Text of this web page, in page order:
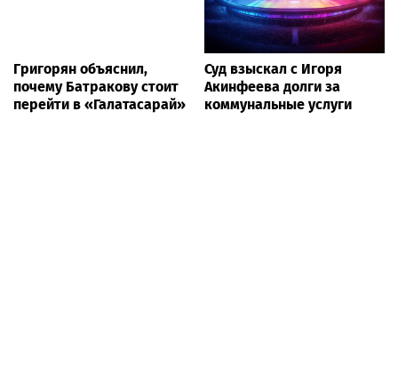
Григорян объяснил,
почему Батракову стоит
перейти в «Галатасарай»
Суд взыскал с Игоря
Акинфеева долги за
коммунальные услуги